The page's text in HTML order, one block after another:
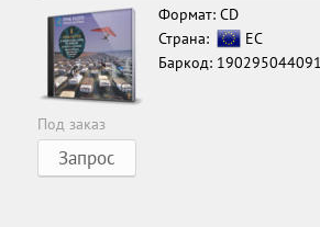
Формат: CD
Страна:
ЕС
Баркод: 190295044091
Под заказ
Запрос